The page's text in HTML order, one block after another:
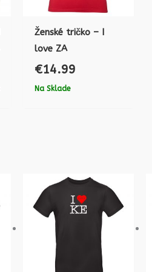
Ženské tričko – I
love ZA
€14.99
Na Sklade